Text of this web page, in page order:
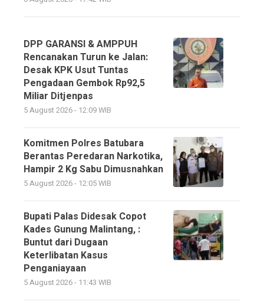
DPP GARANSI & AMPPUH
Rencanakan Turun ke Jalan:
Desak KPK Usut Tuntas
Pengadaan Gembok Rp92,5
Miliar Ditjenpas
5 August 2026 - 12:09 WIB
Komitmen Polres Batubara
Berantas Peredaran Narkotika,
Hampir 2 Kg Sabu Dimusnahkan
5 August 2026 - 12:05 WIB
Bupati Palas Didesak Copot
Kades Gunung Malintang, :
Buntut dari Dugaan
Keterlibatan Kasus
Penganiayaan
5 August 2026 - 11:43 WIB